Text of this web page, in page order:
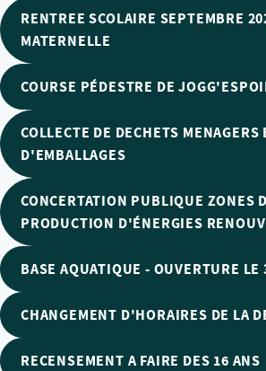
RENTREE SCOLAIRE SEPTEMBRE
MATERNELLE
COURSE PÉDESTRE DE
COLLECTE DE DECHETS MENAGERS
D'EMBALLAGES
CONCERTATION PUBLIQUE ZONES
PRODUCTION D'ÉNERGIES
BASE AQUATIQUE - OUVERTURE LE
CHANGEMENT D'HORAIRES DE LA
RECENSEMENT A FAIRE DES 16 ANS